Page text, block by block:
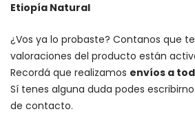
Etiopía Natural
¿Vos ya lo probaste? Contanos que
valoraciones del producto están
Recordá que realizamos envíos a
Sí tenes alguna duda podes
de contacto.